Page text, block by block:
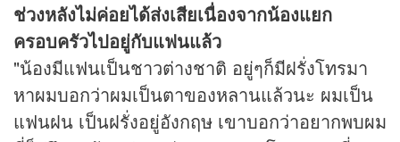
ช่วงหลังไม่ค่อยได้ส่งเสียเนื่องจากน้องแยก
ครอบครัวไปอยู่กับแฟนแล้ว
"น้องมีแฟนเป็นชาวต่างชาติ อยู่ๆก็มีฝรั่งโทรมา
หาผมบอกว่าผมเป็นตาของหลานแล้วนะ ผมเป็น
แฟนฝน เป็นฝรั่งอยู่อังกฤษ เขาบอกว่าอยากพบผม